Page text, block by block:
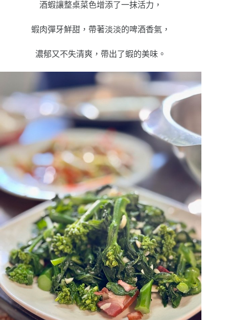
酒蝦讓整桌菜色增添了一抹活力，
蝦肉彈牙鮮甜，帶著淡淡的啤酒香氣，
濃郁又不失清爽，帶出了蝦的美味。